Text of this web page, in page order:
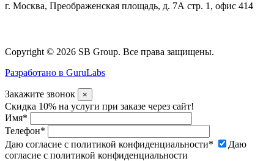
г. Москва, Преображенская площадь, д. 7А стр. 1, офис 414
Copyright © 2026 SB Group. Все права защищены.
Разработано в GuruLabs
Закажите звонок ×
Скидка 10% на услуги при заказе через сайт!
Имя*
Телефон*
Даю согласие с политикой конфиденциальности*
Даю
согласие с политикой конфиденциальности